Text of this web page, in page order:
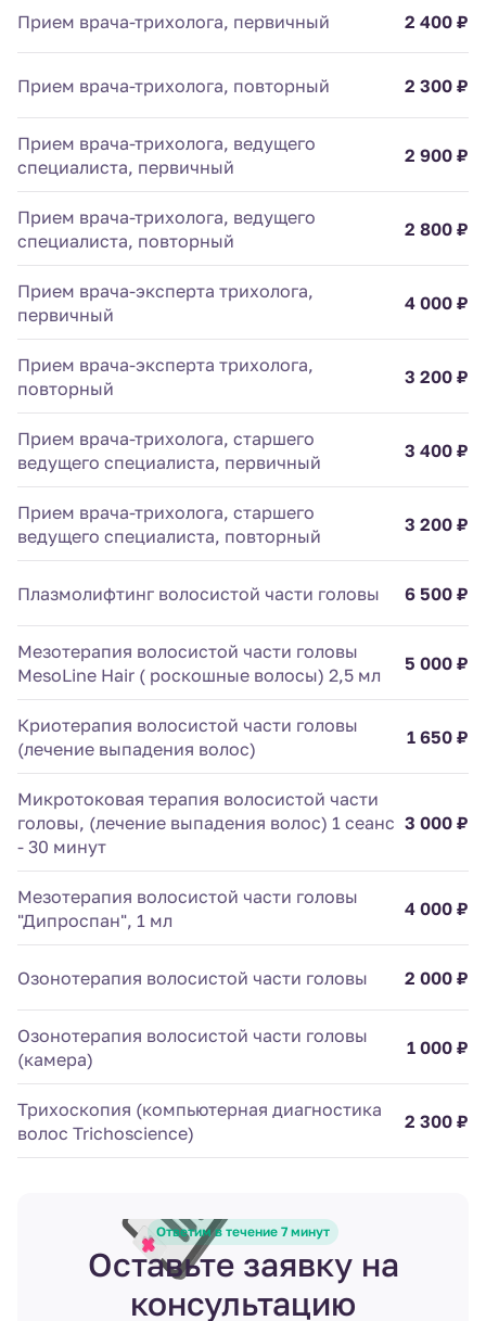
Прием врача-трихолога, первичный 2 400 ₽
Прием врача-трихолога, повторный 2 300 ₽
Прием врача-трихолога, ведущего
специалиста, первичный
2 900 ₽
Прием врача-трихолога, ведущего
специалиста, повторный
2 800 ₽
Прием врача-эксперта трихолога,
первичный
4 000 ₽
Прием врача-эксперта трихолога,
повторный
3 200 ₽
Прием врача-трихолога, старшего
ведущего специалиста, первичный
3 400 ₽
Прием врача-трихолога, старшего
ведущего специалиста, повторный
3 200 ₽
Плазмолифтинг волосистой части головы 6 500 ₽
Мезотерапия волосистой части головы
MesoLine Hair ( роскошные волосы) 2,5 мл
5 000 ₽
Криотерапия волосистой части головы
(лечение выпадения волос)
1 650 ₽
Микротоковая терапия волосистой части
головы, (лечение выпадения волос) 1 сеанс
- 30 минут
3 000 ₽
Мезотерапия волосистой части головы
"Дипроспан", 1 мл
4 000 ₽
Озонотерапия волосистой части головы 2 000 ₽
Озонотерапия волосистой части головы
(камера)
1 000 ₽
Трихоскопия (компьютерная диагностика
волос Trichoscience)
2 300 ₽
Ответим в течение 7 минут
Оставьте заявку на
консультацию